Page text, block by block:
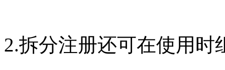
2.拆分注册还可在使用时